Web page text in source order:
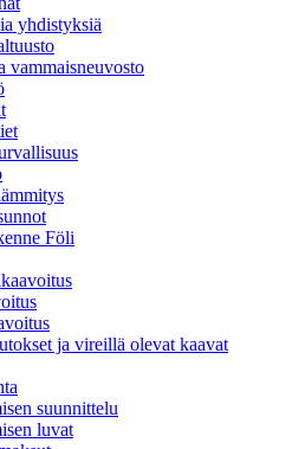
yhdistyksiä
vammaisneuvosto
Föli
ja vireillä olevat kaavat
suunnittelu
luvat